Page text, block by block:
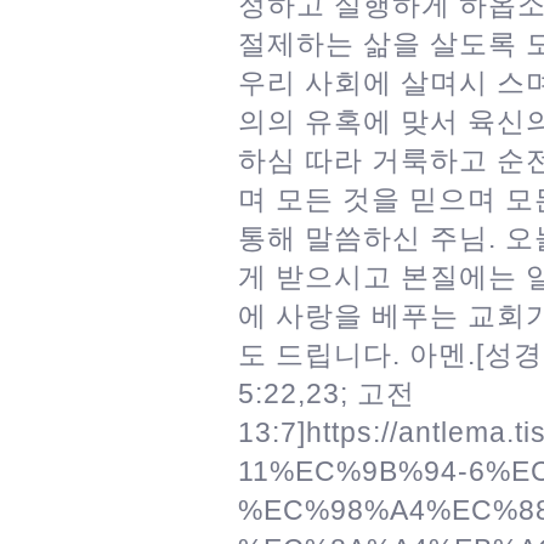
절제하는 삶을 살도록
우리 사회에 살며시 스
의의 유혹에 맞서 육신
하심 따라 거룩하고 순
며 모든 것을 믿으며
통해 말씀하신 주님.
게 받으시고 본질에는
에 사랑을 베푸는 교회
도 드립니다. 아멘.[성
5:22,23; 고전
13:7]https://
11%EC%9B%94-